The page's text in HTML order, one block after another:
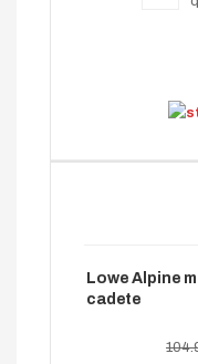
Lowe Alpine
cadete